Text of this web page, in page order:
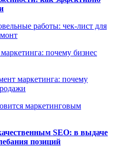
работы: чек-лист для
почему бизнес
маркетинга: почему
маркетинговым
SEO: в выдаче
позиций